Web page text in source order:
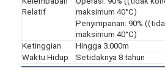
Relatif
maksimum 40°C)
Penyimpanan: 90%
maksimum 40°C)
Ketinggian
Hingga 3.000m
Waktu Hidup
Setidaknya 8 tahun